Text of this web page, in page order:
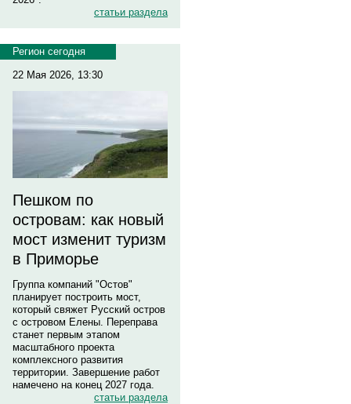
статьи раздела
Регион сегодня
22 Мая 2026, 13:30
Пешком по
островам: как новый
мост изменит туризм
в Приморье
Группа компаний "Остов"
планирует построить мост,
который свяжет Русский остров
с островом Елены. Переправа
станет первым этапом
масштабного проекта
комплексного развития
территории. Завершение работ
намечено на конец 2027 года.
статьи раздела